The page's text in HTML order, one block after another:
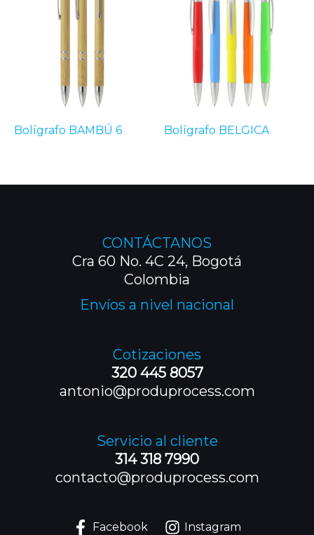
Bolígrafo BAMBÚ 6 Bolígrafo BELGICA
CONTÁCTANOS
Cra 60 No. 4C 24, Bogotá
Colombia
Envíos a nivel nacional
Cotizaciones
320 445 8057
antonio@produprocess.com
Servicio al cliente
314 318 7990
contacto@produprocess.com
Facebook Instagram